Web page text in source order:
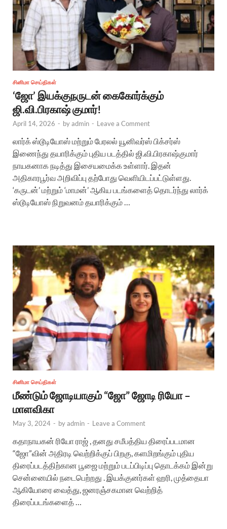
சினிமா செய்திகள்
‘ஜோ’ இயக்குநருடன் கைகோர்க்கும்
ஜி.வி.பிரகாஷ் குமார்!
April 14, 2026 - byadmin - Leave a Comment
லார்க் ஸ்டூடியோஸ் மற்றும் பேரலல் யூனிவர்ஸ் பிக்சர்ஸ்
இணைந்து தயாரிக்கும் புதிய படத்தில் ஜி.வி.பிரகாஷ்குமார்
நாயகனாக நடித்து இசையமைக்க உள்ளார். இதன்
அதிகாரபூர்வ அறிவிப்பு தற்போது வெளியிடப்பட்டுள்ளது.
‘கருடன்’ மற்றும் ‘மாமன்’ ஆகிய படங்களைத் தொடர்ந்து லார்க்
ஸ்டூடியோஸ் நிறுவனம் தயாரிக்கும் …
சினிமா செய்திகள்
மீண்டும் ஜோடியாகும் “ஜோ” ஜோடி ரியோ –
மாளவிகா
May 3, 2024 - byadmin - Leave a Comment
கதாநாயகன் ரியோ ராஜ் , தனது சமீபத்திய திரைப்படமான
“ஜோ”வின் அதிரடி வெற்றிக்குப் பிறகு, களமிறங்கும் புதிய
திரைப்படத்திற்கான பூஜை மற்றும் படப்பிடிப்பு தொடக்கம் இன்று
சென்னையில் நடைபெற்றது . இயக்குனர்கள் ஹரி, முத்தையா
ஆகியோரை வைத்து, ஜனரஞ்சகமான வெற்றித்
திரைப்படங்களைத் …